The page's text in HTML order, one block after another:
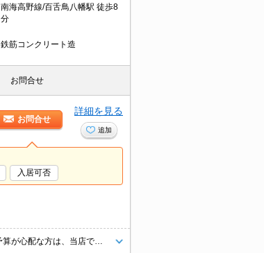
南海高野線/百舌鳥八幡駅 徒歩8
分
鉄筋コンクリート造
お問合せ
お問合せ
詳細を見る
追加
入居可否